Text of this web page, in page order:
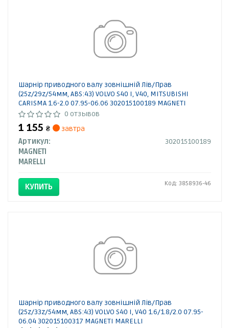
Шарнір приводного валу зовнішній Лів/Прав
(25z/29z/54мм, ABS:43) VOLVO S40 I, V40, MITSUBISHI
CARISMA 1.6-2.0 07.95-06.06 302015100189 MAGNETI
MARELLI
0 отзывов
1 155 ₴
завтра
Артикул:
302015100189
MAGNETI
MARELLI
КУПИТЬ Код: 3858936-46
Шарнір приводного валу зовнішній Лів/Прав
(25z/33z/54мм, ABS:43) VOLVO S40 I, V40 1.6/1.8/2.0 07.95-
06.04 302015100317 MAGNETI MARELLI